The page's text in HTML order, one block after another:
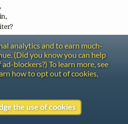
analytics and to earn much-
(Did you know you can help
blockers?) To learn more, see
how to opt out of cookies,
the use of cookies